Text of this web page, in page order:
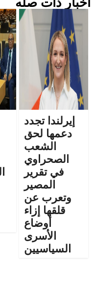
إيرلندا تجدد
دعمها لحق
الشعب
الصحراوي
في تقرير
المصير
وتعرب عن
قلقها إزاء
أوضاع
الأسرى
السياسيين